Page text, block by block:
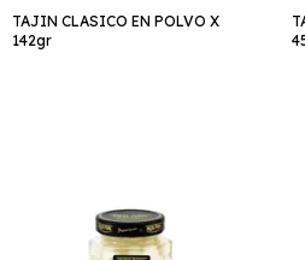
TAJIN CLASICO EN POLVO X
142gr